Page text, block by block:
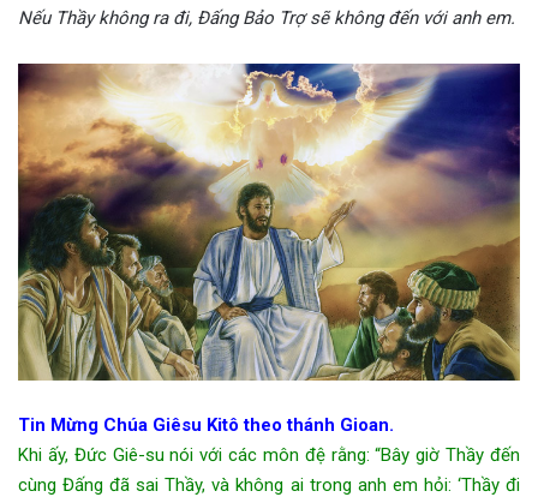
Nếu Thầy không ra đi, Đấng Bảo Trợ sẽ không đến với anh em.
Tin Mừng Chúa Giêsu Kitô theo thánh Gioan.
Khi ấy, Đức Giê-su nói với các môn đệ rằng: “Bây giờ Thầy đến
cùng Đấng đã sai Thầy, và không ai trong anh em hỏi: ‘Thầy đi